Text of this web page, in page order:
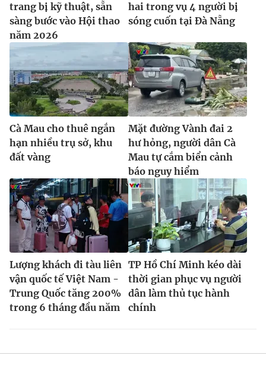
trang bị kỹ thuật, sẵn
sàng bước vào Hội thao
năm 2026
hai trong vụ 4 người bị
sóng cuốn tại Đà Nẵng
Cà Mau cho thuê ngắn
hạn nhiều trụ sở, khu
đất vàng
Mặt đường Vành đai 2
hư hỏng, người dân Cà
Mau tự cắm biển cảnh
báo nguy hiểm
Lượng khách đi tàu liên
vận quốc tế Việt Nam -
Trung Quốc tăng 200%
trong 6 tháng đầu năm
TP Hồ Chí Minh kéo dài
thời gian phục vụ người
dân làm thủ tục hành
chính